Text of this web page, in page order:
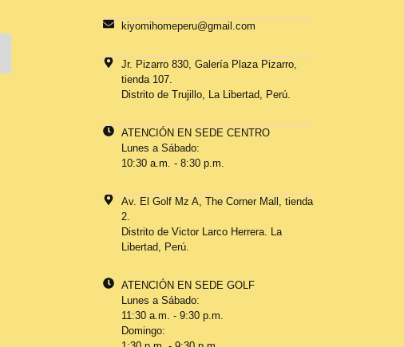
kiyomihomeperu@gmail.com
Jr. Pizarro 830, Galería Plaza Pizarro,
tienda 107.
Distrito de Trujillo, La Libertad, Perú.
ATENCIÓN EN SEDE CENTRO
Lunes a Sábado:
10:30 a.m. - 8:30 p.m.
Av. El Golf Mz A, The Corner Mall, tienda
2.
Distrito de Victor Larco Herrera. La
Libertad, Perú.
ATENCIÓN EN SEDE GOLF
Lunes a Sábado:
11:30 a.m. - 9:30 p.m.
Domingo: